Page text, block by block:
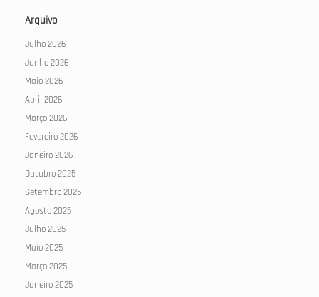
Arquivo
Julho 2026
Junho 2026
Maio 2026
Abril 2026
Março 2026
Fevereiro 2026
Janeiro 2026
Outubro 2025
Setembro 2025
Agosto 2025
Julho 2025
Maio 2025
Março 2025
Janeiro 2025